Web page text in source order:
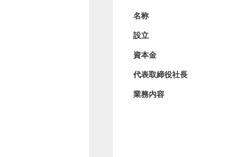
名称
設立
資本金
代表取締役社長
業務内容